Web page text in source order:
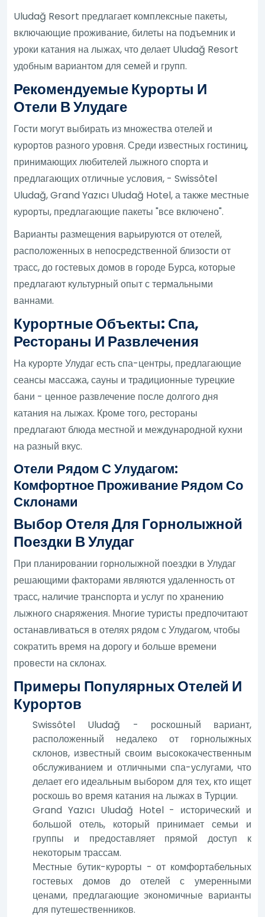
Uludağ Resort предлагает комплексные пакеты,
включающие проживание, билеты на подъемник и
уроки катания на лыжах, что делает Uludağ Resort
удобным вариантом для семей и групп.
Рекомендуемые Курорты И
Отели В Улудаге
Гости могут выбирать из множества отелей и
курортов разного уровня. Среди известных гостиниц,
принимающих любителей лыжного спорта и
предлагающих отличные условия, - Swissôtel
Uludağ, Grand Yazıcı Uludağ Hotel, а также местные
курорты, предлагающие пакеты "все включено".
Варианты размещения варьируются от отелей,
расположенных в непосредственной близости от
трасс, до гостевых домов в городе Бурса, которые
предлагают культурный опыт с термальными
ваннами.
Курортные Объекты: Спа,
Рестораны И Развлечения
На курорте Улудаг есть спа-центры, предлагающие
сеансы массажа, сауны и традиционные турецкие
бани - ценное развлечение после долгого дня
катания на лыжах. Кроме того, рестораны
предлагают блюда местной и международной кухни
на разный вкус.
Отели Рядом С Улудагом:
Комфортное Проживание Рядом Со
Склонами
Выбор Отеля Для Горнолыжной
Поездки В Улудаг
При планировании горнолыжной поездки в Улудаг
решающими факторами являются удаленность от
трасс, наличие транспорта и услуг по хранению
лыжного снаряжения. Многие туристы предпочитают
останавливаться в отелях рядом с Улудагом, чтобы
сократить время на дорогу и больше времени
провести на склонах.
Примеры Популярных Отелей И
Курортов
Swissôtel Uludağ - роскошный вариант,
расположенный недалеко от горнолыжных
склонов, известный своим высококачественным
обслуживанием и отличными спа-услугами, что
делает его идеальным выбором для тех, кто ищет
роскошь во время катания на лыжах в Турции.
Grand Yazıcı Uludağ Hotel - исторический и
большой отель, который принимает семьи и
группы и предоставляет прямой доступ к
некоторым трассам.
Местные бутик-курорты - от комфортабельных
гостевых домов до отелей с умеренными
ценами, предлагающие экономичные варианты
для путешественников.